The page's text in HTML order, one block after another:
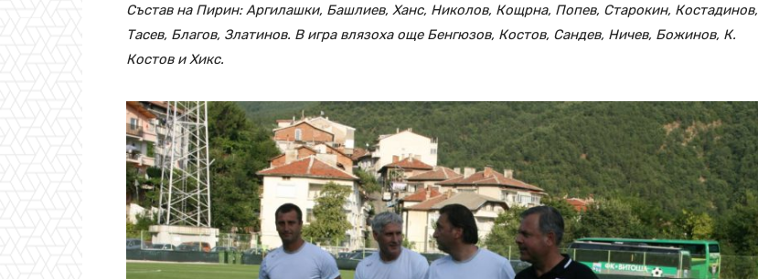
Състав на Пирин: Аргилашки, Башлиев, Ханс, Николов, Кощрна, Попев, Старокин, Костадинов,
Тасев, Благов, Златинов. В игра влязоха още Бенгюзов, Костов, Сандев, Ничев, Божинов, К.
Костов и Хикс.